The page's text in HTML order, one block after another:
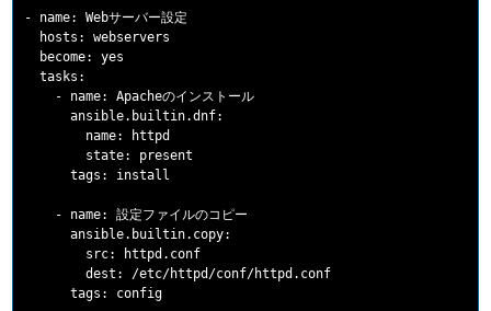
- name: Webサーバー設定
  hosts: webservers
  become: yes
  tasks:
    - name: Apacheのインストール
      ansible.builtin.dnf:
        name: httpd
        state: present
      tags: install
    - name: 設定ファイルのコピー
      ansible.builtin.copy:
        src: httpd.conf
        dest: /etc/httpd/conf/httpd.conf
      tags: config